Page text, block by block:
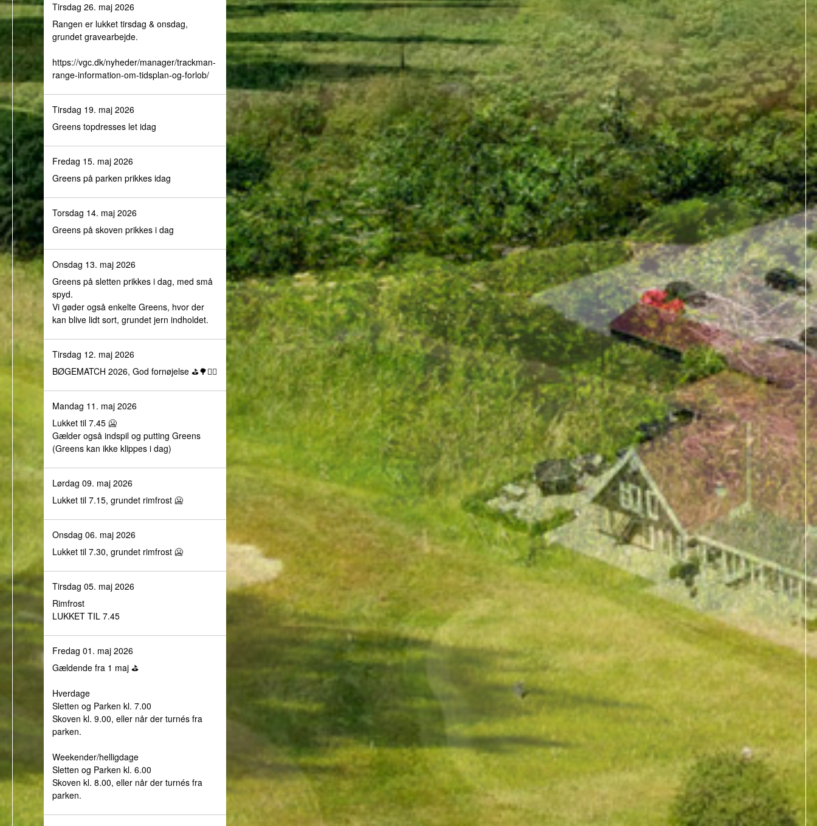
Tirsdag 26. maj 2026
Rangen er lukket tirsdag & onsdag,
grundet gravearbejde.
https://vgc.dk/nyheder/manager/trackman-
range-information-om-tidsplan-og-forlob/
Tirsdag 19. maj 2026
Greens topdresses let idag
Fredag 15. maj 2026
Greens på parken prikkes idag
Torsdag 14. maj 2026
Greens på skoven prikkes i dag
Onsdag 13. maj 2026
Greens på sletten prikkes i dag, med små
spyd.
Vi gøder også enkelte Greens, hvor der
kan blive lidt sort, grundet jern indholdet.
Tirsdag 12. maj 2026
BØGEMATCH 2026, God fornøjelse ⛳️🌳🏌️‍♀️
Mandag 11. maj 2026
Lukket til 7.45 🥶
Gælder også indspil og putting Greens
(Greens kan ikke klippes i dag)
Lørdag 09. maj 2026
Lukket til 7.15, grundet rimfrost 🥶
Onsdag 06. maj 2026
Lukket til 7.30, grundet rimfrost 🥶
Tirsdag 05. maj 2026
Rimfrost
LUKKET TIL 7.45
Fredag 01. maj 2026
Gældende fra 1 maj ⛳️
Hverdage
Sletten og Parken kl. 7.00
Skoven kl. 9.00, eller når der turnés fra
parken.
Weekender/helligdage
Sletten og Parken kl. 6.00
Skoven kl. 8.00, eller når der turnés fra
parken.